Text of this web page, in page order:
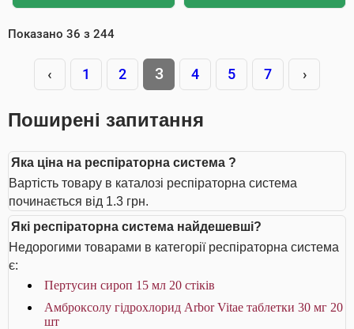
Показано 36 з 244
‹ 1 2 3 4 5 7 ›
Поширені запитання
Яка ціна на респіраторна система ?
Вартість товару в каталозі респіраторна система
починається від 1.3 грн.
Які респіраторна система найдешевші?
Недорогими товарами в категорії респіраторна система
є:
Пертусин сироп 15 мл 20 стіків
Амброксолу гідрохлорид Arbor Vitae таблетки 30 мг 20
шт